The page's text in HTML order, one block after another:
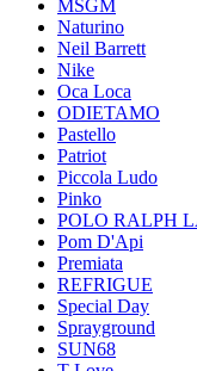
MSGM
Naturino
Neil Barrett
Nike
Oca Loca
ODIETAMO
Pastello
Patriot
Piccola Ludo
Pinko
POLO RALPH
Pom D'Api
Premiata
REFRIGUE
Special Day
Sprayground
SUN68